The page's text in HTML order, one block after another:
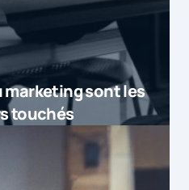
méfiants vis-à-vis d’internet |
marketing sont les
touchés